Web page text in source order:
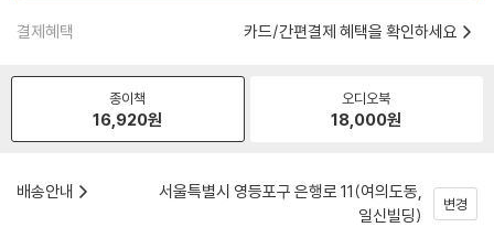
결제혜택 카드/간편결제 혜택을 확인하세요
종이책
16,920원
오디오북
18,000원
배송안내
서울특별시 영등포구 은행로 11(여의도동,
일신빌딩)
변경